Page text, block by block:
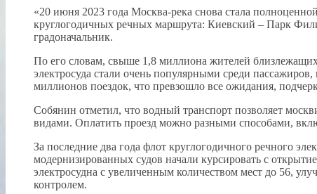
«20 июня 2023 года Москва-река снова стала
круглогодичных речных маршрута: Киевский – Парк
градоначальник.
По его словам, свыше 1,8 миллиона жителей
электросуда стали очень популярными среди
миллионов поездок, что превзошло все ожидания,
Собянин отметил, что водный транспорт позволяет
видами. Оплатить проезд можно разными способами,
За последние два года флот круглогодичного речного
модернизированных судов начали курсировать с
электросудна с увеличенным количеством мест до 56,
контролем.